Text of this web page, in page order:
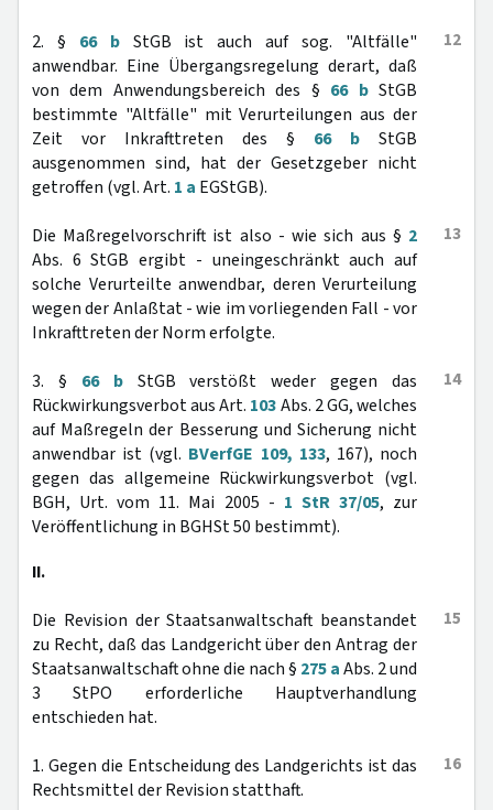
12
2. § 66 bStGB ist auch auf sog. "Altfälle"
anwendbar. Eine Übergangsregelung derart, daß
von dem Anwendungsbereich des § 66 bStGB
bestimmte "Altfälle" mit Verurteilungen aus der
Zeit vor Inkrafttreten des § 66 b StGB
ausgenommen sind, hat der Gesetzgeber nicht
getroffen (vgl. Art. 1 a EGStGB).
13
Die Maßregelvorschrift ist also - wie sich aus § 2
Abs. 6 StGB ergibt - uneingeschränkt auch auf
solche Verurteilte anwendbar, deren Verurteilung
wegen der Anlaßtat - wie im vorliegenden Fall - vor
Inkrafttreten der Norm erfolgte.
14
3. § 66 bStGB verstößt weder gegen das
Rückwirkungsverbot aus Art. 103Abs. 2 GG, welches
auf Maßregeln der Besserung und Sicherung nicht
anwendbar ist (vgl. BVerfGE 109, 133, 167), noch
gegen das allgemeine Rückwirkungsverbot (vgl.
BGH, Urt. vom 11. Mai 2005 - 1 StR 37/05, zur
Veröffentlichung in BGHSt 50 bestimmt).
II.
15
Die Revision der Staatsanwaltschaft beanstandet
zu Recht, daß das Landgericht über den Antrag der
Staatsanwaltschaft ohne die nach § 275 aAbs. 2 und
3 StPO erforderliche Hauptverhandlung
entschieden hat.
16
1. Gegen die Entscheidung des Landgerichts ist das
Rechtsmittel der Revision statthaft.